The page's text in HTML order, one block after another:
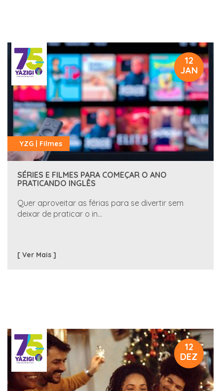
12
JAN
YZG | Filmes
SÉRIES E FILMES PARA COMEÇAR O ANO
PRATICANDO INGLÊS
Quer aproveitar as férias para se divertir sem
deixar de praticar o in...
[ Ver Mais ]
12
DEZ